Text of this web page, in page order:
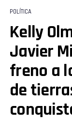
POLÍTICA
Kelly
Javier
freno a
de